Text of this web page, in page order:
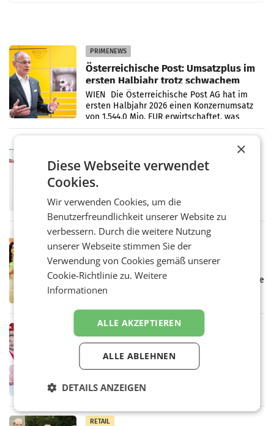
PRIMENEWS
Österreichische Post: Umsatzplus im
ersten Halbjahr trotz schwachem
Briefgeschäft
WIEN Die Österreichische Post AG hat im
ersten Halbjahr 2026 einen Konzernumsatz
von 1.544,0 Mio. EUR erwirtschaftet, was
einem Plus von 3,8 Prozent gegenüber dem
Vergleichszeitraum
ProSiebenSat.1 spart und macht
überraschend viel Gewinn
UNTERFÖHRING/MAILAND/AMSTERDAM. Der
Frühjahr dank Kostensenkungen operativ
wieder Gewinn gemacht und die
Markterwartung deutlich übertroffen.
RETAIL
Eine Bühne für Zirkularität: ARA und
Müller informieren am POS über
Kreislauffähigkeit
Über den gesamten August hinweg rücken die
Altstoff Recycling Austria AG (ARA) und der
„Kreislauf-Helden“ in allen österreichischen
Müller-Filialen
RETAIL
Penny modernisiert zwei Filialen in
Ober- und Niederösterreich
WIENER NEUDORF. – Im Rahmen einer
erneuert Penny zwei Filialen in Nieder- und
in Haag sowie im rund
RETAIL
×
Diese Webseite verwendet
Cookies.
Wir verwenden Cookies, um die
Benutzerfreundlichkeit unserer Website zu
verbessern. Durch die weitere Nutzung
unserer Webseite stimmen Sie der
Verwendung von Cookies gemäß unserer
Cookie-Richtlinie zu.Weitere
Informationen
ALLE AKZEPTIEREN
ALLE ABLEHNEN
DETAILS ANZEIGEN